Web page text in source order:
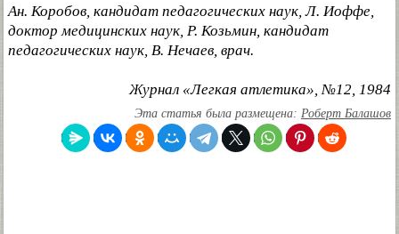
Ан. Коробов, кандидат педагогических наук, Л. Иоффе,
доктор медицинских наук, Р. Козьмин, кандидат
педагогических наук, В. Нечаев, врач.
Журнал «Легкая атлетика», №12, 1984
Эта статья была размещена: Роберт Балашов